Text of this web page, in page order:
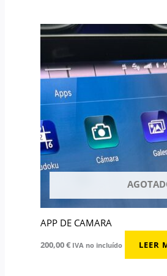
APP DE CAMARA
200,00€ IVA no incluído LEER